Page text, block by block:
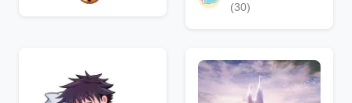
(30)